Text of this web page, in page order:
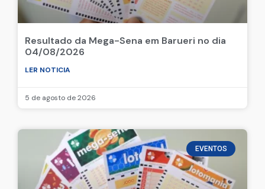
Resultado da Mega-Sena em Barueri no dia
04/08/2026
LER NOTICIA
5 de agosto de 2026
EVENTOS